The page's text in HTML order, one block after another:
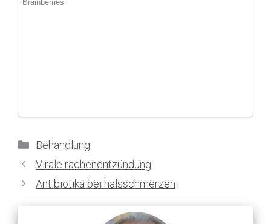
Kategorien
Behandlung
Virale rachenentzündung
Antibiotika bei halsschmerzen